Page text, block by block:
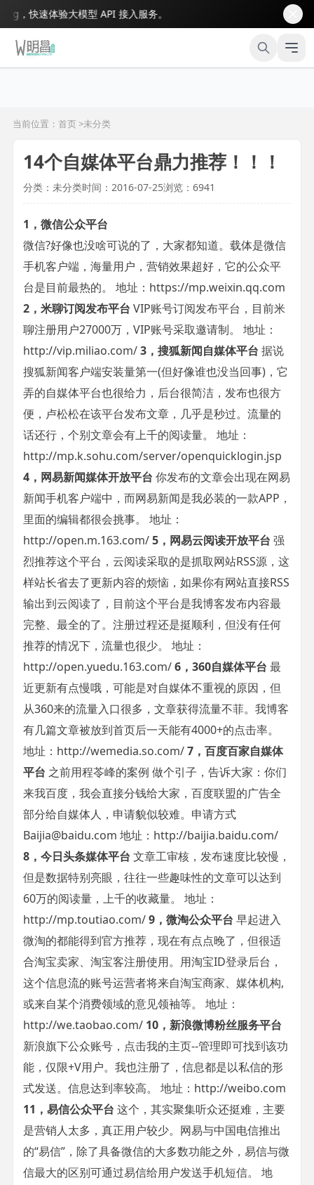
快速体验大模型 API 接入服务。
当前位置：首页 >未分类
14个自媒体平台鼎力推荐！！！
分类：未分类时间：2016-07-25浏览：6941
1，微信公众平台
微信?好像也没啥可说的了，大家都知道。载体是微信
手机客户端，海量用户，营销效果超好，它的公众平
台是目前最热的。 地址：https://mp.weixin.qq.com
2，米聊订阅发布平台 VIP账号订阅发布平台，目前米
聊注册用户27000万，VIP账号采取邀请制。 地址：
http://vip.miliao.com/3，搜狐新闻自媒体平台 据说
搜狐新闻客户端安装量第一(但好像谁也没当回事)，它
弄的自媒体平台也很给力，后台很简洁，发布也很方
便，卢松松在该平台发布文章，几乎是秒过。流量的
话还行，个别文章会有上千的阅读量。 地址：
http://mp.k.sohu.com/server/openquicklogin.jsp
4，网易新闻媒体开放平台 你发布的文章会出现在网易
新闻手机客户端中，而网易新闻是我必装的一款APP，
里面的编辑都很会挑事。 地址：
http://open.m.163.com/5，网易云阅读开放平台 强
烈推荐这个平台，云阅读采取的是抓取网站RSS源，这
样站长省去了更新内容的烦恼，如果你有网站直接RSS
输出到云阅读了，目前这个平台是我博客发布内容最
完整、最全的了。注册过程还是挺顺利，但没有任何
推荐的情况下，流量也很少。 地址：
http://open.yuedu.163.com/6，360自媒体平台 最
近更新有点慢哦，可能是对自媒体不重视的原因，但
从360来的流量入口很多，文章获得流量不菲。我博客
有几篇文章被放到首页后一天能有4000+的点击率。
地址：http://wemedia.so.com/7，百度百家自媒体
平台 之前用程苓峰的案例 做个引子，告诉大家：你们
来我百度，我会直接分钱给大家，百度联盟的广告全
部分给自媒体人，申请貌似较难。申请方式
Baijia@baidu.com 地址：http://baijia.baidu.com/
8，今日头条媒体平台 文章工审核，发布速度比较慢，
但是数据特别亮眼，往往一些趣味性的文章可以达到
60万的阅读量，上千的收藏量。 地址：
http://mp.toutiao.com/9，微淘公众平台 早起进入
微淘的都能得到官方推荐，现在有点点晚了，但很适
合淘宝卖家、淘宝客注册使用。用淘宝ID登录后台，
这个信息流的账号运营者将来自淘宝商家、媒体机构,
或来自某个消费领域的意见领袖等。 地址：
http://we.taobao.com/ 10，新浪微博粉丝服务平台
新浪旗下公众账号，点击我的主页--管理即可找到该功
能，仅限+V用户。我也注册了，信息都是以私信的形
式发送。信息达到率较高。 地址：http://weibo.com
11，易信公众平台 这个，其实聚集听众还挺难，主要
是营销人太多，真正用户较少。网易与中国电信推出
的“易信”，除了具备微信的大多数功能之外，易信与微
信最大的区别可通过易信给用户发送手机短信。 地